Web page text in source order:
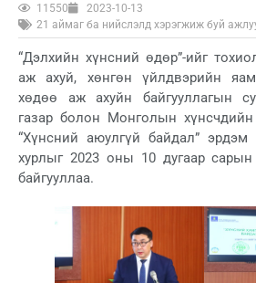
11550
2023-10-13
21 аймаг ба нийслэлд хэрэгжиж буй
“Дэлхийн хүнсний өдөр”-ийг
аж ахуй, хөнгөн үйлдвэрийн
хөдөө аж ахуйн байгууллагын
газар болон Монголын
“Хүнсний аюулгүй байдал”
хурлыг 2023 оны 10 дугаар
байгууллаа.